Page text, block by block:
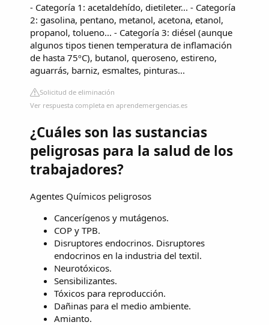
- Categoría 1: acetaldehído, dietileter... - Categoría
2: gasolina, pentano, metanol, acetona, etanol,
propanol, tolueno... - Categoría 3: diésel (aunque
algunos tipos tienen temperatura de inflamación
de hasta 75ºC), butanol, queroseno, estireno,
aguarrás, barniz, esmaltes, pinturas...
Solicitud de eliminación
Ver respuesta completa en aprendemergencias.es
¿Cuáles son las sustancias
peligrosas para la salud de los
trabajadores?
Agentes Químicos peligrosos
Cancerígenos y mutágenos.
COP y TPB.
Disruptores endocrinos. Disruptores
endocrinos en la industria del textil.
Neurotóxicos.
Sensibilizantes.
Tóxicos para reproducción.
Dañinas para el medio ambiente.
Amianto.